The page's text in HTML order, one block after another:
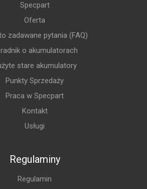
Specpart
Oferta
zadawane pytania (FAQ)
o akumulatorach
stare akumulatory
Punkty Sprzedaży
Praca w Specpart
Kontakt
Usługi
Regulaminy
Regulamin